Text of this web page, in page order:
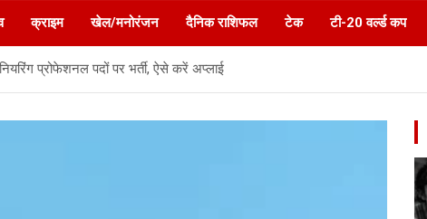
क्राइम खेल/मनोरंजन दैनिक राशिफल टेक टी-20 वर्ल्ड कप
प्रोफेशनल पदों पर भर्ती, ऐसे करें अप्लाई